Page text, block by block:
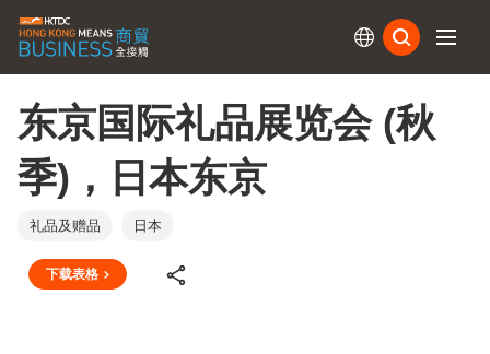
东京国际礼品展览会 (秋
季)，日本东京
礼品及赠品 日本
下载表格